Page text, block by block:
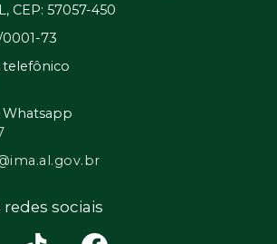
CEP: 57057-450
0001-73
redes sociais